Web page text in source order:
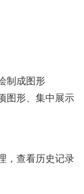
制成图形
图形、集中展示
，查看历史记录